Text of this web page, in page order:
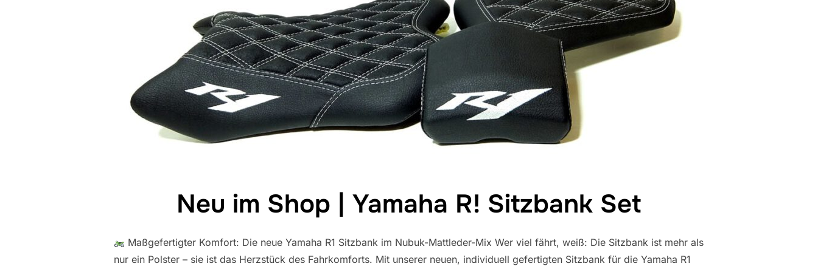
Neu im Shop | Yamaha R! Sitzbank Set
Maßgefertigter Komfort: Die neue Yamaha R1 Sitzbank im Nubuk-Mattleder-Mix Wer viel fährt, weiß: Die Sitzbank ist mehr als
nur ein Polster – sie ist das Herzstück des Fahrkomforts. Mit unserer neuen, individuell gefertigten Sitzbank für die Yamaha R1